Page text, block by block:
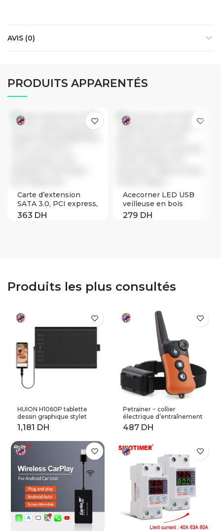
AVIS (0)
PRODUITS APPARENTÉS
Carte d’extension
SATA 3.0, PCI express,
6 ports, chipset
Acecorner LED USB
veilleuse en bois
chien patte chat loup
Produits les plus consultés
HUION H1060P tablette
dessin graphique stylet
sans batterie inclinaison ±
60 ° tablette numérique
touches Express
adaptateur OTG
Petrainer − collier
électrique d’entraînement
de chiens à distance,
longueur 800M (619A-1)